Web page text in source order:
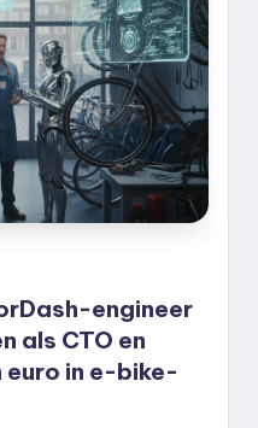
engineer
als CTO en
euro in e-bike-